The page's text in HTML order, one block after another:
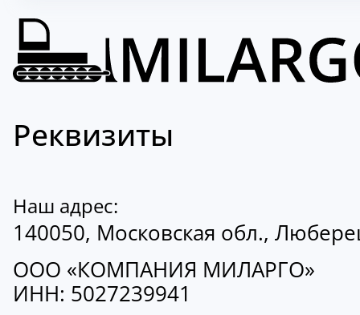
Реквизиты
Наш адрес:
140050, Московская обл.,
ООО «КОМПАНИЯ МИЛАРГО»
ИНН: 5027239941